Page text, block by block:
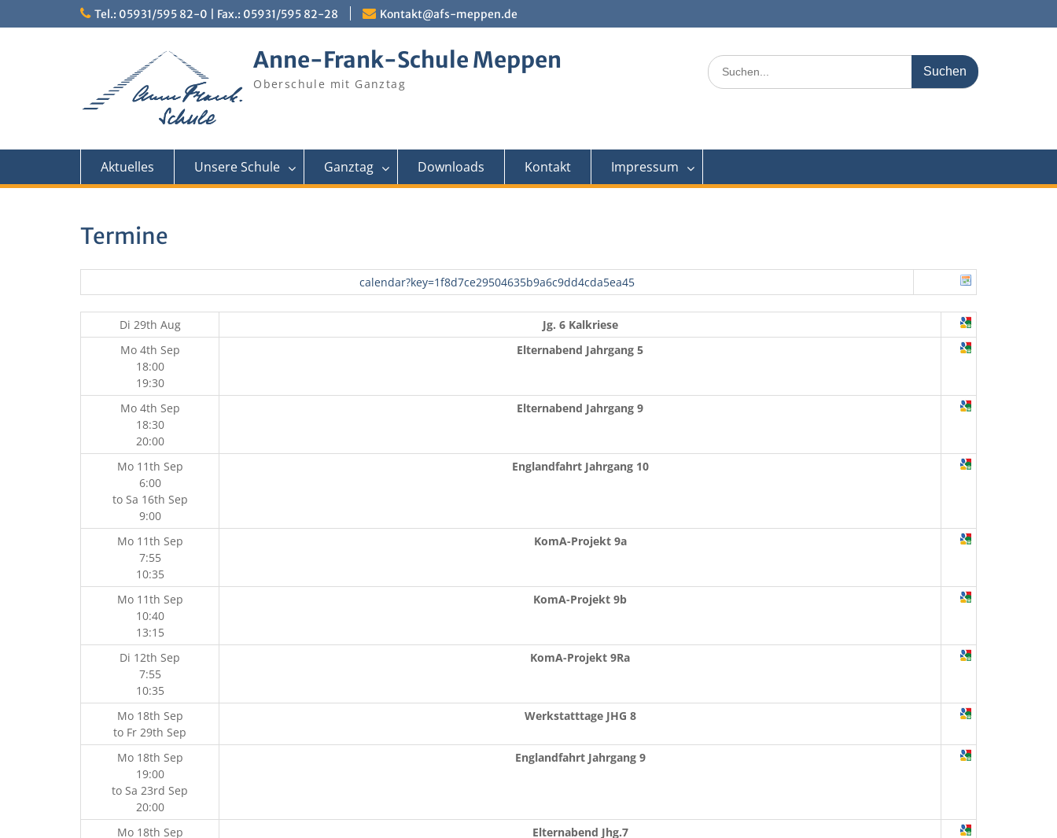
to
Tel.: 05931/595 82-0 | Fax.: 05931/595 82-28 Kontakt@afs-meppen.de
Anne-Frank-Schule Meppen
Oberschule mit Ganztag
Search
for:
Aktuelles Unsere Schule Ganztag Downloads Kontakt Impressum
Termine
calendar?key=1f8d7ce29504635b9a6c9dd4cda5ea45
Di 29th Aug
Jg. 6 Kalkriese
Mo 4th Sep
18:00
19:30
Elternabend Jahrgang 5
Mo 4th Sep
18:30
20:00
Elternabend Jahrgang 9
Mo 11th Sep
6:00
to Sa 16th Sep
9:00
Englandfahrt Jahrgang 10
Mo 11th Sep
7:55
10:35
KomA-Projekt 9a
Mo 11th Sep
10:40
13:15
KomA-Projekt 9b
Di 12th Sep
7:55
10:35
KomA-Projekt 9Ra
Mo 18th Sep
to Fr 29th Sep
Werkstatttage JHG 8
Mo 18th Sep
19:00
to Sa 23rd Sep
20:00
Englandfahrt Jahrgang 9
Mo 18th Sep
Elternabend Jhg.7